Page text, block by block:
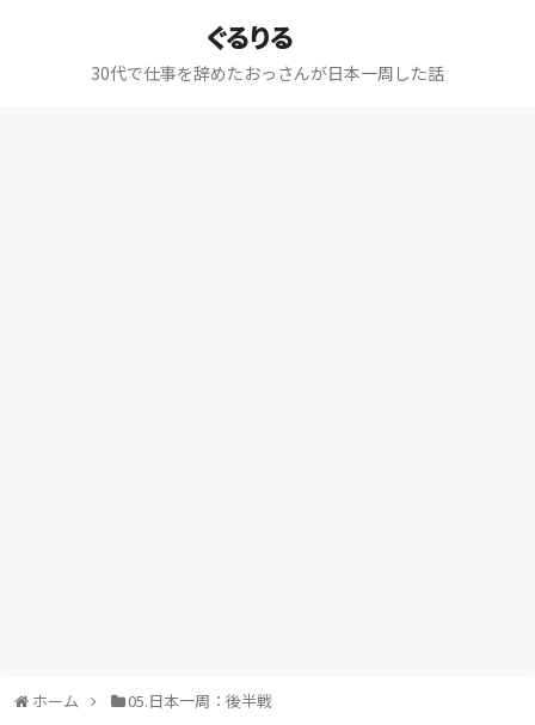
ぐるりる
30代で仕事を辞めたおっさんが日本一周した話
ホーム 05.日本一周：後半戦